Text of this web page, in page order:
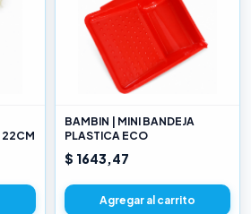
22CM
BAMBIN | MINI BANDEJA
PLASTICA ECO
$ 1643,47
Agregar al carrito